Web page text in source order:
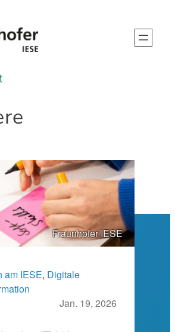
Fraunhofer IESE
am IESE, Digitale
Jan. 19, 2026